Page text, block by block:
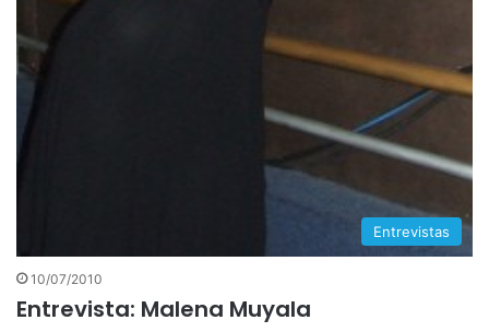
Entrevistas
10/07/2010
Entrevista: Malena Muyala